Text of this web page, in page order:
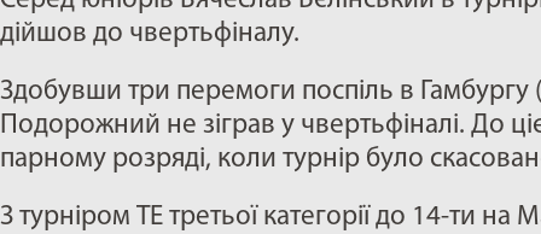
дійшов до чвертьфіналу.
Здобувши три перемоги поспіль в Гамбургу
Подорожний не зіграв у чвертьфіналі. До
парному розряді, коли турнір було
З турніром ТЕ третьої категорії до 14-ти на